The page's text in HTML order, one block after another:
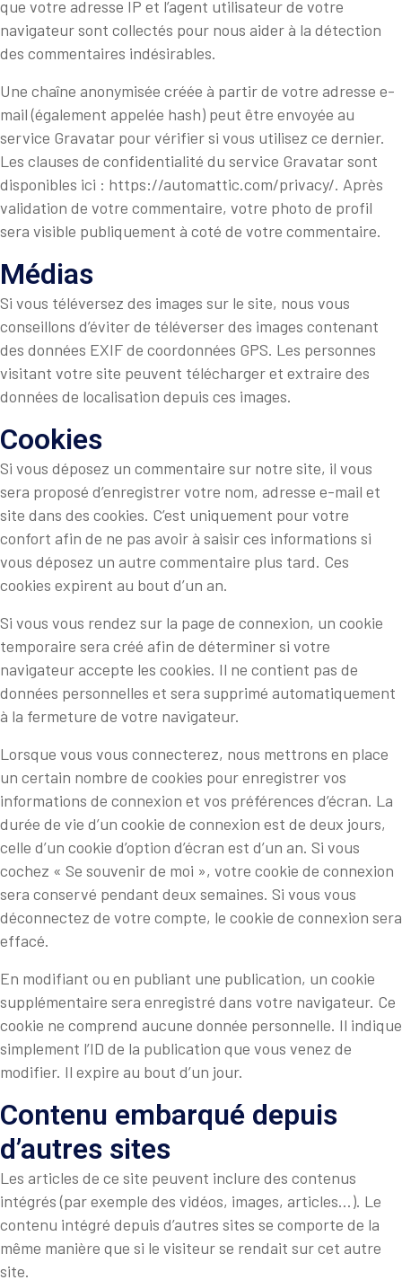
que votre adresse IP et l’agent utilisateur de votre
navigateur sont collectés pour nous aider à la détection
des commentaires indésirables.
Une chaîne anonymisée créée à partir de votre adresse e-
mail (également appelée hash) peut être envoyée au
service Gravatar pour vérifier si vous utilisez ce dernier.
Les clauses de confidentialité du service Gravatar sont
disponibles ici : https://automattic.com/privacy/. Après
validation de votre commentaire, votre photo de profil
sera visible publiquement à coté de votre commentaire.
Médias
Si vous téléversez des images sur le site, nous vous
conseillons d’éviter de téléverser des images contenant
des données EXIF de coordonnées GPS. Les personnes
visitant votre site peuvent télécharger et extraire des
données de localisation depuis ces images.
Cookies
Si vous déposez un commentaire sur notre site, il vous
sera proposé d’enregistrer votre nom, adresse e-mail et
site dans des cookies. C’est uniquement pour votre
confort afin de ne pas avoir à saisir ces informations si
vous déposez un autre commentaire plus tard. Ces
cookies expirent au bout d’un an.
Si vous vous rendez sur la page de connexion, un cookie
temporaire sera créé afin de déterminer si votre
navigateur accepte les cookies. Il ne contient pas de
données personnelles et sera supprimé automatiquement
à la fermeture de votre navigateur.
Lorsque vous vous connecterez, nous mettrons en place
un certain nombre de cookies pour enregistrer vos
informations de connexion et vos préférences d’écran. La
durée de vie d’un cookie de connexion est de deux jours,
celle d’un cookie d’option d’écran est d’un an. Si vous
cochez « Se souvenir de moi », votre cookie de connexion
sera conservé pendant deux semaines. Si vous vous
déconnectez de votre compte, le cookie de connexion sera
effacé.
En modifiant ou en publiant une publication, un cookie
supplémentaire sera enregistré dans votre navigateur. Ce
cookie ne comprend aucune donnée personnelle. Il indique
simplement l’ID de la publication que vous venez de
modifier. Il expire au bout d’un jour.
Contenu embarqué depuis
d’autres sites
Les articles de ce site peuvent inclure des contenus
intégrés (par exemple des vidéos, images, articles…). Le
contenu intégré depuis d’autres sites se comporte de la
même manière que si le visiteur se rendait sur cet autre
site.